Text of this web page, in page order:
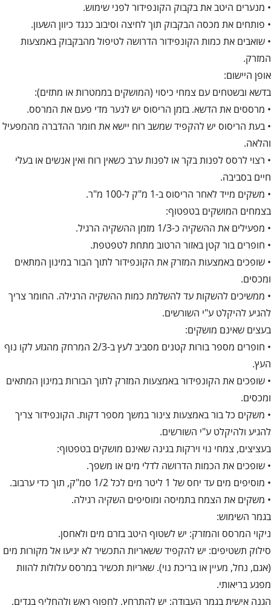
• מנערים היטב את בקבוק הקונפידור לפני שימוש.
• פותחים את מכסה הבקבוק תוך לחיצה וסיבוב כנגד כיוון השעון.
• שואבים את כמות הקונפידור הדרושה לטיפול מהבקבוק באמצעות
המזרק.
אופן היישום:
בדשא ובשטחים עם צמחי כיסוי (המושקים בממטרות או מתזים):
• מרססים את הדשא. בזמן הריסוס יש לנער מדי פעם את המרסס.
• בעת הריסוס יש להקפיד שמשב רוח יישא את חומר ההדברה מהמפעיל
והלאה.
• רצוי לרסס לפנות בקר או לפנות ערב כשאין רוח ואין אנשים או בעלי
חיים בסביבה.
• משקים מייד לאחר הריסוס ב-1 מ"ק ל-100 מ"ר.
בצמחים המושקים בטפטוף:
• מפעילים את ההשקיה כ-1/3 מזמן ההשקיה הרגיל.
• חופרים בור קטן באזור הרטוב מתחת לטפטפת.
• שופכים באמצעות המזרק את הקונפידור לתוך הבור במינון המתאים
ומכסים.
• ממשיכים להשקות עד להשלמת כמות ההשקיה הרגילה. החומר צריך
להגיע להיקלט ע"י השורשים.
בעצים שאינם מושקים:
• חופרים מספר בורות קטנים מסביב לעץ ב-2/3 המרחק מהגזע לקו נוף
העץ.
• שופכים את הקונפידור באמצעות המזרק לתוך הבורות במינון המתאים
ומכסים.
• משקים כל בור באמצעות צינור במשך מספר דקות. הקונפידור צריך
להגיע ולהיקלט ע"י השורשים.
בעציצים, צמחי נוי וירקות בגינה שאינם מושקים בטפטוף:
• שופכים את הכמות הדרושה לדלי מים או משפך.
• מוסיפים מים עד יחס של 1 ליטר מים לכל 1/2 סמ"ק, תוך כדי ערבוב.
• משקים את הצמח בתמיסה ומוסיפים השקיה רגילה.
בגמר השימוש:
ניקוי המרסס והמזרק: יש לשטוף היטב בזרם מים ולאחסן.
סילוק תשטיפים: יש להקפיד ששאריות התכשיר לא יגיעו אל מקורות מים
(אגם, נחל, מעיין או בריכת נוי). שאריות תכשיר במרסס עלולות להוות
מפגע בריאותי.
הגנה אישית בגמר העבודה: יש להתרחץ, לחפוף ראש ולהחליף בגדים.